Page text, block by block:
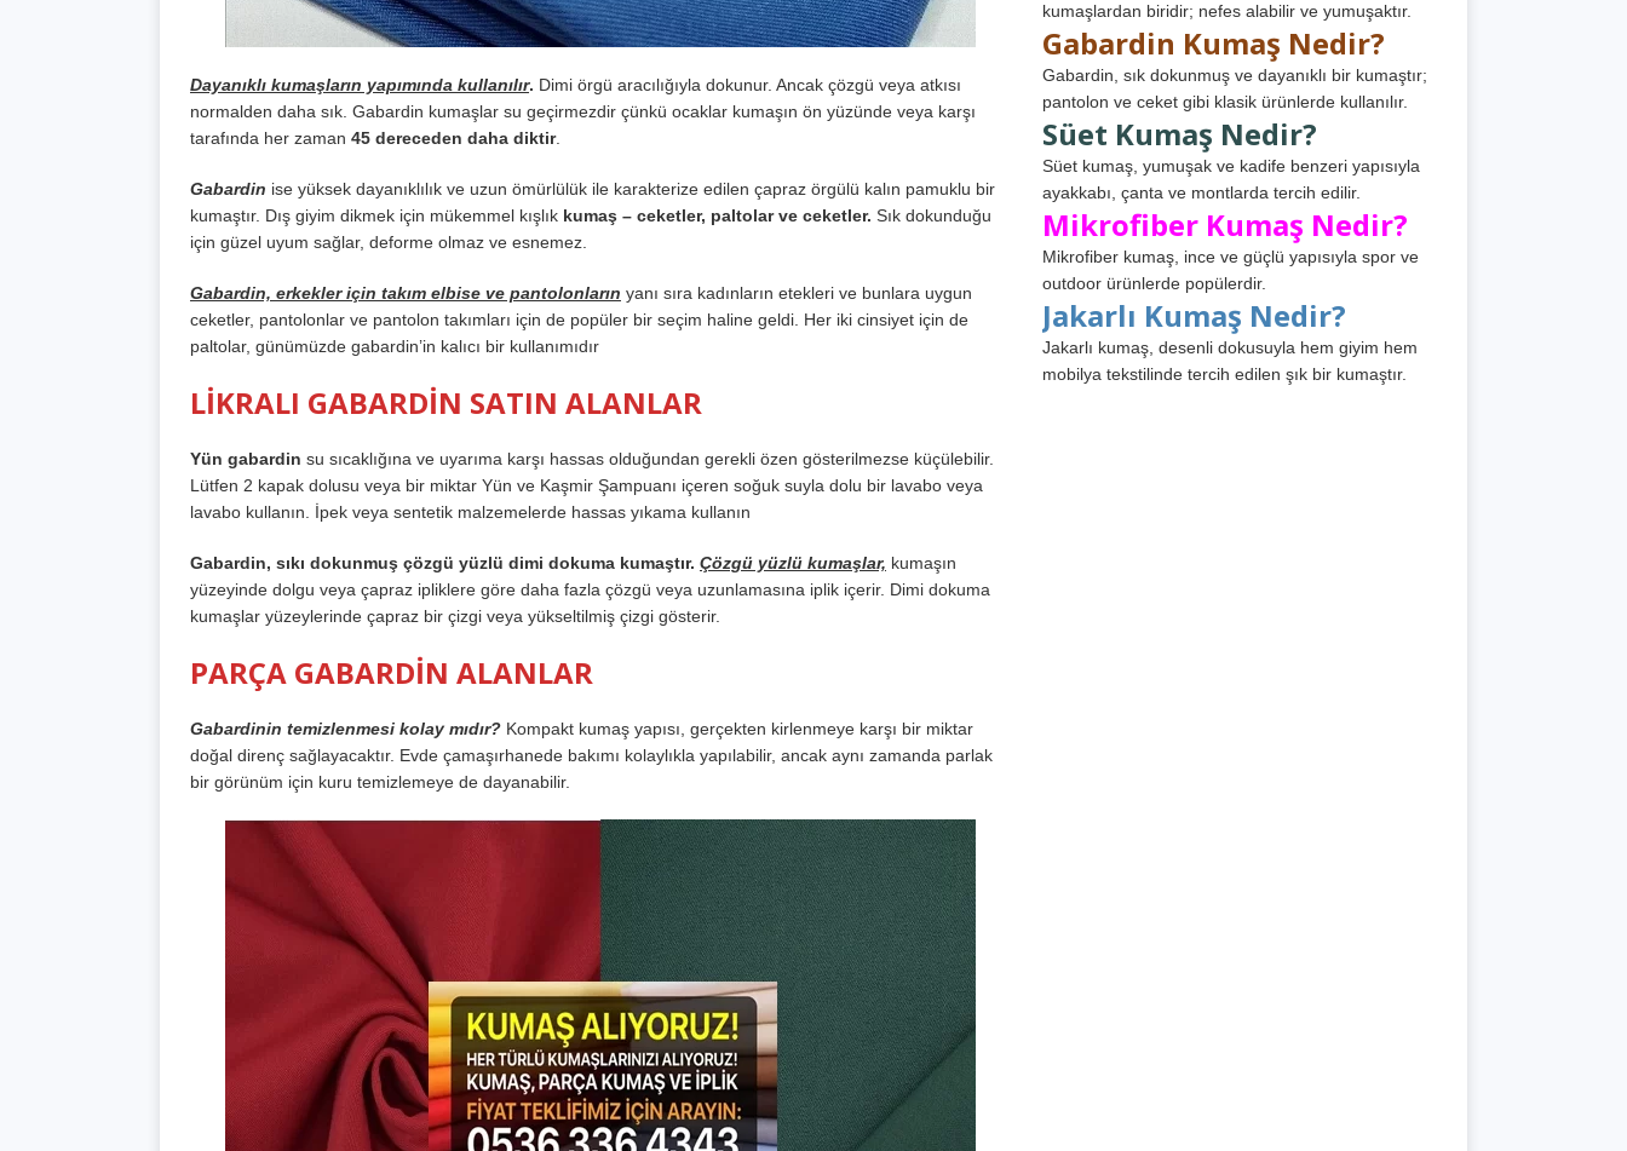
Dayanıklı kumaşların yapımında kullanılır. Dimi örgü aracılığıyla dokunur. Ancak çözgü veya atkısı
normalden daha sık. Gabardin kumaşlar su geçirmezdir çünkü ocaklar kumaşın ön yüzünde veya karşı
tarafında her zaman 45 dereceden daha diktir.
Gabardin ise yüksek dayanıklılık ve uzun ömürlülük ile karakterize edilen çapraz örgülü kalın pamuklu bir
kumaştır. Dış giyim dikmek için mükemmel kışlık kumaş – ceketler, paltolar ve ceketler. Sık dokunduğu
için güzel uyum sağlar, deforme olmaz ve esnemez.
Gabardin, erkekler için takım elbise ve pantolonların yanı sıra kadınların etekleri ve bunlara uygun
ceketler, pantolonlar ve pantolon takımları için de popüler bir seçim haline geldi. Her iki cinsiyet için de
paltolar, günümüzde gabardin’in kalıcı bir kullanımıdır
LİKRALI GABARDİN SATIN ALANLAR
Yün gabardin su sıcaklığına ve uyarıma karşı hassas olduğundan gerekli özen gösterilmezse küçülebilir.
Lütfen 2 kapak dolusu veya bir miktar Yün ve Kaşmir Şampuanı içeren soğuk suyla dolu bir lavabo veya
lavabo kullanın. İpek veya sentetik malzemelerde hassas yıkama kullanın
Gabardin, sıkı dokunmuş çözgü yüzlü dimi dokuma kumaştır. Çözgü yüzlü kumaşlar, kumaşın
yüzeyinde dolgu veya çapraz ipliklere göre daha fazla çözgü veya uzunlamasına iplik içerir. Dimi dokuma
kumaşlar yüzeylerinde çapraz bir çizgi veya yükseltilmiş çizgi gösterir.
PARÇA GABARDİN ALANLAR
Gabardinin temizlenmesi kolay mıdır? Kompakt kumaş yapısı, gerçekten kirlenmeye karşı bir miktar
doğal direnç sağlayacaktır. Evde çamaşırhanede bakımı kolaylıkla yapılabilir, ancak aynı zamanda parlak
bir görünüm için kuru temizlemeye de dayanabilir.
kumaşlardan biridir; nefes alabilir ve yumuşaktır.
Gabardin Kumaş Nedir?
Gabardin, sık dokunmuş ve dayanıklı bir kumaştır;
pantolon ve ceket gibi klasik ürünlerde kullanılır.
Süet Kumaş Nedir?
Süet kumaş, yumuşak ve kadife benzeri yapısıyla
ayakkabı, çanta ve montlarda tercih edilir.
Mikrofiber Kumaş Nedir?
Mikrofiber kumaş, ince ve güçlü yapısıyla spor ve
outdoor ürünlerde popülerdir.
Jakarlı Kumaş Nedir?
Jakarlı kumaş, desenli dokusuyla hem giyim hem
mobilya tekstilinde tercih edilen şık bir kumaştır.